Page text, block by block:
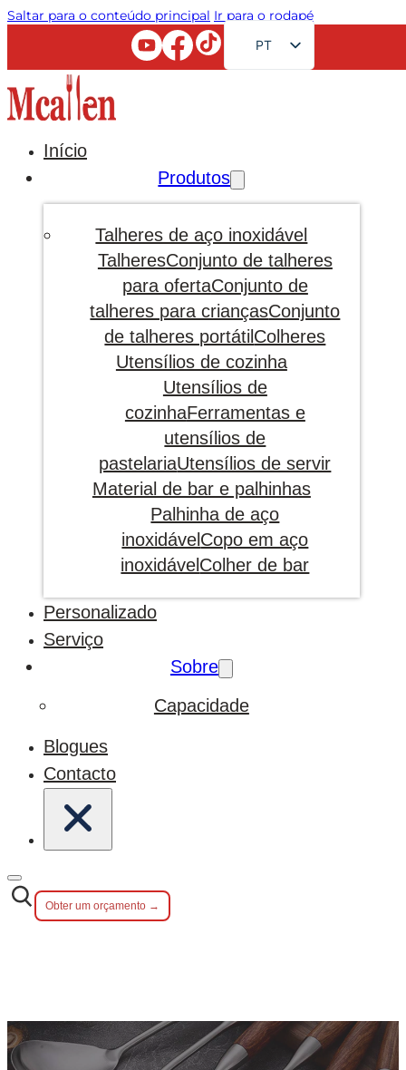
Saltar para o conteúdo principal Ir para o rodapé
PT
EN
DE
ES
KO
Início
Produtos
Talheres de aço inoxidável
TalheresConjunto de talheres
para ofertaConjunto de
talheres para criançasConjunto
de talheres portátil Colheres
Utensílios de cozinha
Utensílios de
cozinhaFerramentas e
utensílios de
pastelariaUtensílios de servir
Material de bar e palhinhas
Palhinha de aço
inoxidável Copo em aço
inoxidável Colher de bar
Personalizado
Serviço
Sobre
Capacidade
Blogues
Contacto
Obter um orçamento →